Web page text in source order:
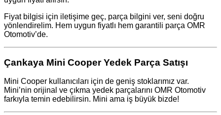
Fiyat bilgisi için iletişime geç, parça bilgini ver, seni doğru
yönlendirelim. Hem uygun fiyatlı hem garantili parça OMR
Otomotiv’de.
Çankaya Mini Cooper Yedek Parça Satışı
Mini Cooper kullanıcıları için de geniş stoklarımız var.
Mini’nin orijinal ve çıkma yedek parçalarını OMR Otomotiv
farkıyla temin edebilirsin. Mini ama iş büyük bizde!